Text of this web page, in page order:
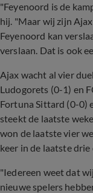
"Feyenoord is de
hij. "Maar wij zijn
Feyenoord kan
verslaan. Dat is ook
Ajax wacht al vier
Ludogorets (0-1) en
Fortuna Sittard (0-0)
steekt de laatste
won de laatste vier
keer in de laatste
"Iedereen weet dat
nieuwe spelers